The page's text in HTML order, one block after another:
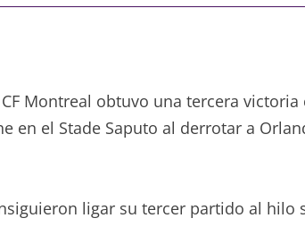
Montreal obtuvo una tercera
en el Stade Saputo al derrotar a
ligar su tercer partido al hilo